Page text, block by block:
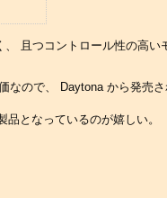
且つコントロール性の高い
なので、 Daytona から発売
となっているのが嬉しい。